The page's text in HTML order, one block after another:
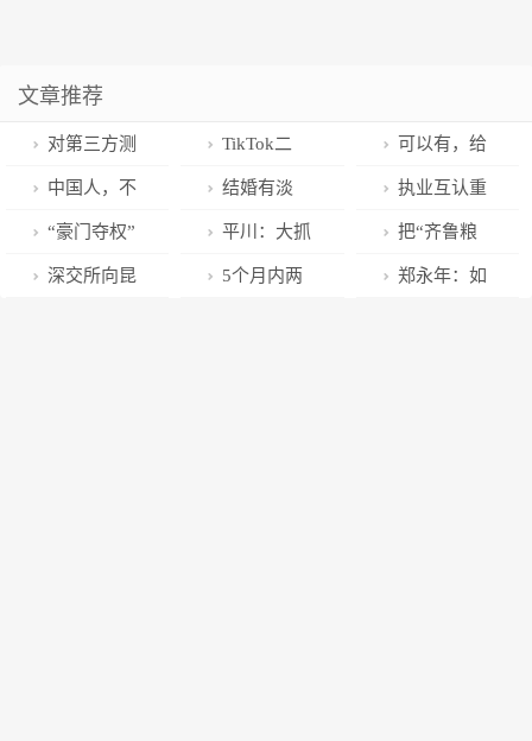
文章推荐
对第三方测
评要更有耐心
TikTok二
面：聊聊二维
码扫码登录的
原理
可以有，给
你的App添加
自定义表情！
中国人，不
要再炒房了！
结婚有淡
季，但离婚的
人永不缺席
执业互认重
大突破！这些
情况在港执业
“豪门夺权”
风波未平，公
平川：大抓
工业 大抓招商
把“齐鲁粮
歌”唱到刘三姐
深交所向昆 5个月内两 郑永年：如